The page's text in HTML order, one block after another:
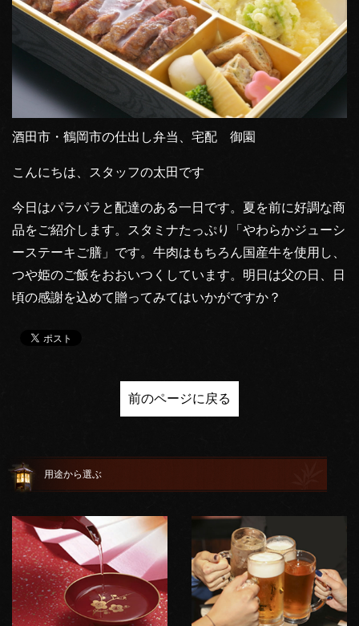
酒田市・鶴岡市の仕出し弁当、宅配 御園
こんにちは、スタッフの太田です
今日はパラパラと配達のある一日です。夏を前に好調な商
品をご紹介します。スタミナたっぷり「やわらかジューシ
ーステーキご膳」です。牛肉はもちろん国産牛を使用し、
つや姫のご飯をおおいつくしています。明日は父の日、日
頃の感謝を込めて贈ってみてはいかがですか？
前のページに戻る
用途から選ぶ